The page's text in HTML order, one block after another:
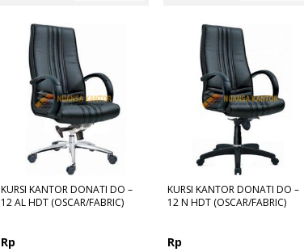
KURSI KANTOR DONATI DO –
12 AL HDT (OSCAR/FABRIC)
Rp
KURSI KANTOR DONATI DO –
12 N HDT (OSCAR/FABRIC)
Rp